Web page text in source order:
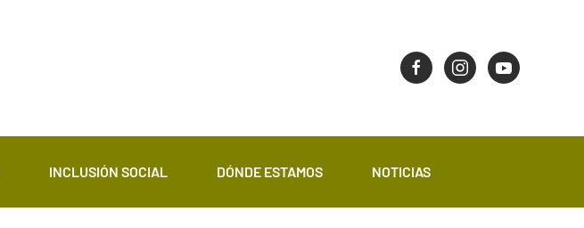
INCLUSIÓN SOCIAL DÓNDE ESTAMOS NOTICIAS